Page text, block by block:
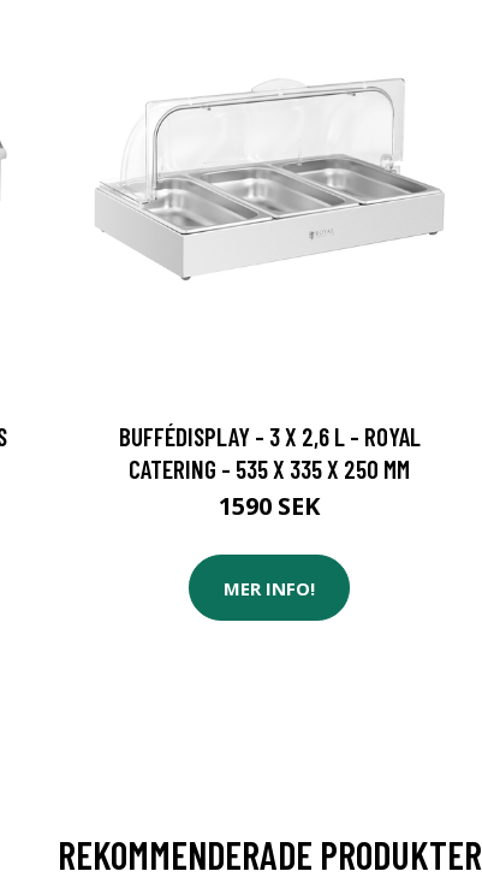
BUFFÉDISPLAY - 3 X 2,6 L - ROYAL
CATERING - 535 X 335 X 250 MM
1590 SEK
MER INFO!
REKOMMENDERADE PRODUKTER